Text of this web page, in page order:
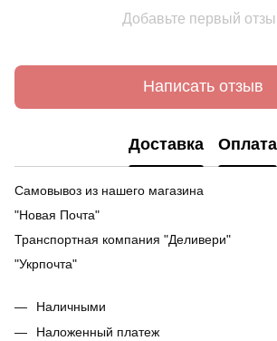
Добавьте первый
Написать отзыв
Доставка Оплата
Самовывоз из нашего магазина
"Новая Почта"
Транспортная компания "Деливери"
"Укрпочта"
Наличными
Наложенный платеж